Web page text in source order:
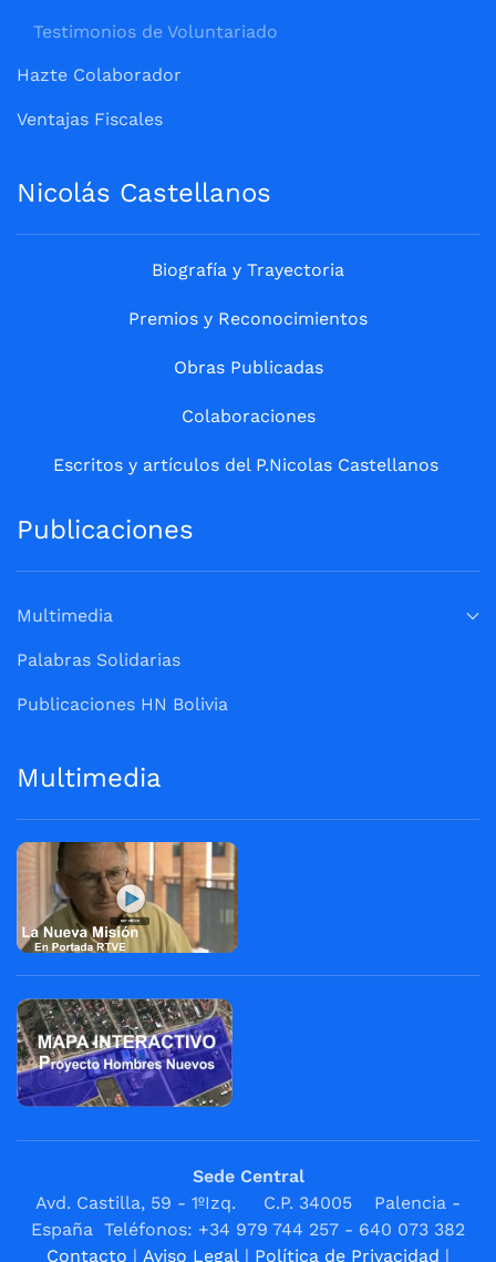
Testimonios de Voluntariado
Hazte Colaborador
Ventajas Fiscales
Nicolás Castellanos
Biografía y Trayectoria
Premios y Reconocimientos
Obras Publicadas
Colaboraciones
Escritos y artículos del P.Nicolas Castellanos
Publicaciones
Multimedia
Palabras Solidarias
Publicaciones HN Bolivia
Multimedia
Sede Central
Avd. Castilla, 59 - 1ºIzq. C.P. 34005 Palencia -
España Teléfonos: +34 979 744 257 - 640 073 382
Contacto | Aviso Legal | Política de Privacidad |